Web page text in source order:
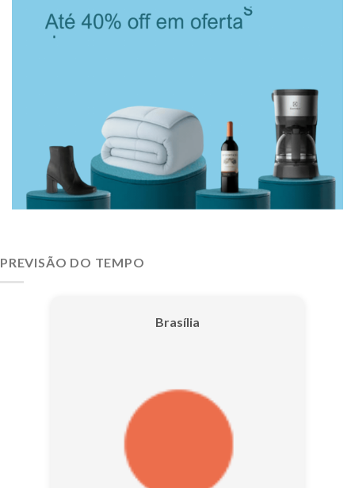
PREVISÃO DO TEMPO
Brasília